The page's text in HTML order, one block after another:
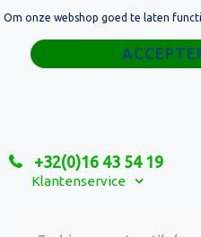
+32(0)16 43 54 19
Klantenservice
Home
Relatiegeschenken
Om onze webshop goed te laten